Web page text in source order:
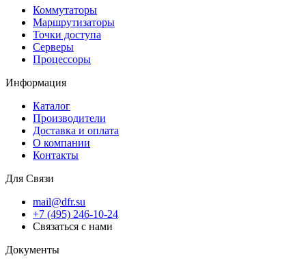
Коммутаторы
Маршрутизаторы
Точки доступа
Серверы
Процессоры
Информация
Каталог
Производители
Доставка и оплата
О компании
Контакты
Для Связи
mail@dfr.su
+7 (495) 246-10-24
Связаться с нами
Документы